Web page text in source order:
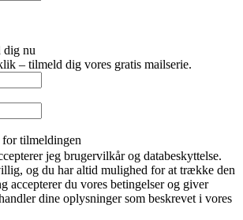
dig nu
– tilmeld dig vores gratis mailserie.
tilmeldingen
jeg brugervilkår og databeskyttelse.
og du har altid mulighed for at trække den
accepterer du vores betingelser og giver
dine oplysninger som beskrevet i vores